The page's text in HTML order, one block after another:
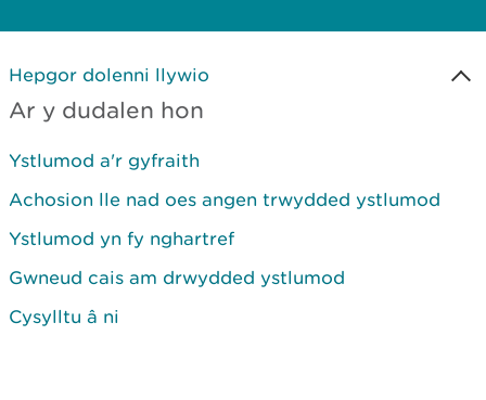
Hepgor dolenni llywio
Ar y dudalen hon
Ystlumod a'r gyfraith
Achosion lle nad oes angen trwydded ystlumod
Ystlumod yn fy nghartref
Gwneud cais am drwydded ystlumod
Cysylltu â ni